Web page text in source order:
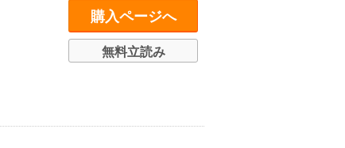
購入ページへ
無料立読み